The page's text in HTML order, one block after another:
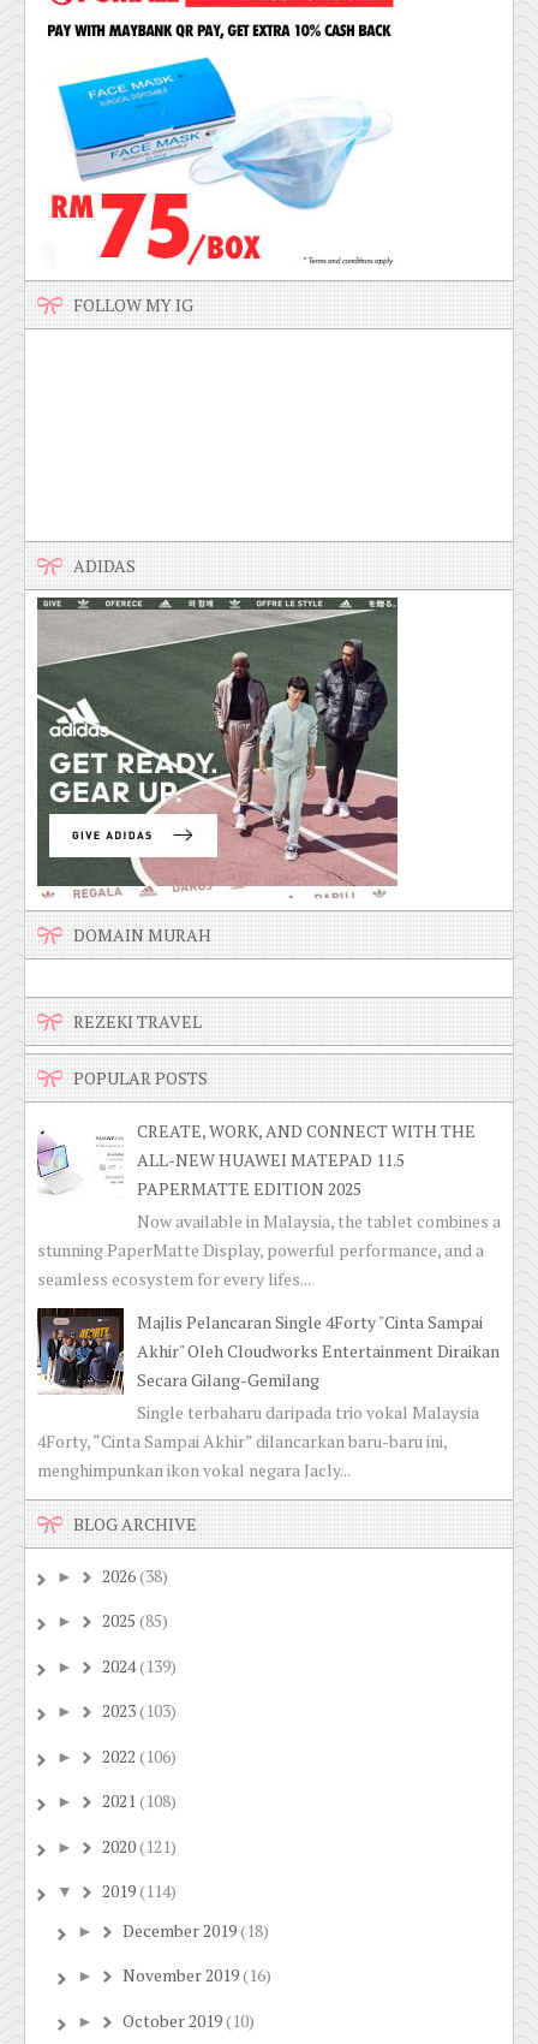
FOLLOW MY IG
ADIDAS
DOMAIN MURAH
REZEKI TRAVEL
POPULAR POSTS
CREATE, WORK, AND CONNECT WITH THE
ALL-NEW HUAWEI MATEPAD 11.5
PAPERMATTE EDITION 2025
Now available in Malaysia, the tablet combines a
stunning PaperMatte Display, powerful performance, and a
seamless ecosystem for every lifes...
Majlis Pelancaran Single 4Forty "Cinta Sampai
Akhir" Oleh Cloudworks Entertainment Diraikan
Secara Gilang-Gemilang
Single terbaharu daripada trio vokal Malaysia
4Forty, “Cinta Sampai Akhir” dilancarkan baru-baru ini,
menghimpunkan ikon vokal negara Jacly...
BLOG ARCHIVE
► 2026(38)
► 2025 (85)
► 2024(139)
► 2023(103)
► 2022 (106)
► 2021(108)
► 2020(121)
▼ 2019(114)
► December 2019(18)
► November 2019(16)
► October 2019(10)